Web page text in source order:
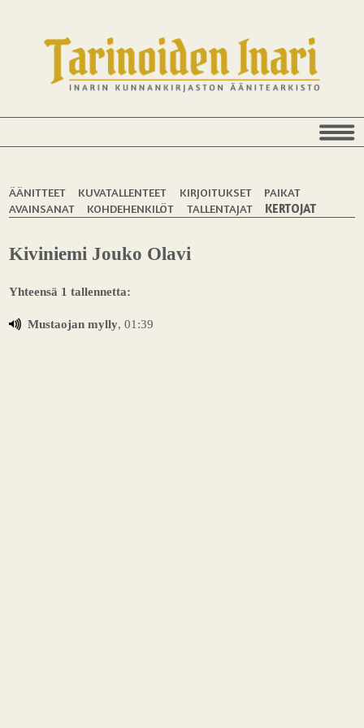
ÄÄNITTEET KUVATALLENTEET KIRJOITUKSET
PAIKAT
AVAINSANAT
KOHDEHENKILÖT TALLENTAJAT KERTOJAT
Kiviniemi Jouko Olavi
Yhteensä 1 tallennetta:
Mustaojan mylly, 01:39